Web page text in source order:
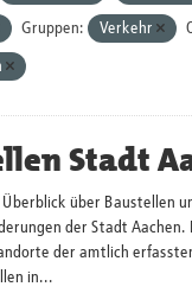
Gruppen: Verkehr
Stadt
Überblick über Baustellen
der Stadt Aachen.
der amtlich
in...